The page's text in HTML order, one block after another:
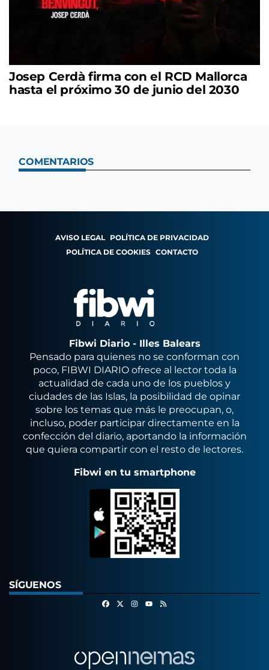
Josep Cerdà firma con el RCD Mallorca
hasta el próximo 30 de junio del 2030
COMENTARIOS
AVISO LEGAL POLÍTICA DE PRIVACIDAD
POLÍTICA DE COOKIES CONTACTO
Fibwi Diario - Illes Balears
Pensado para quienes no se conforman con
poco, FIBWI DIARIO ofrece al lector toda la
actualidad de cada uno de los pueblos y
ciudades de las Islas, la posibilidad de opinar
sobre los temas que más le preocupan, o,
incluso, poder participar directamente en la
confección del diario, aportando la información
que quiera compartir con el resto de lectores.
Fibwi en tu smartphone
SÍGUENOS
FacebookInstagram